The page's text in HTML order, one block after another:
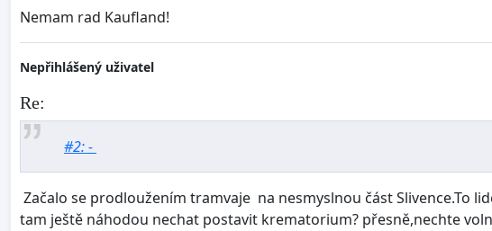
Nemam rad Kaufland!
Nepřihlášený uživatel
Re:
#2: -
Začalo se prodloužením tramvaje na nesmyslnou část Slivence.To
tam ještě náhodou nechat postavit krematorium? přesně,nechte